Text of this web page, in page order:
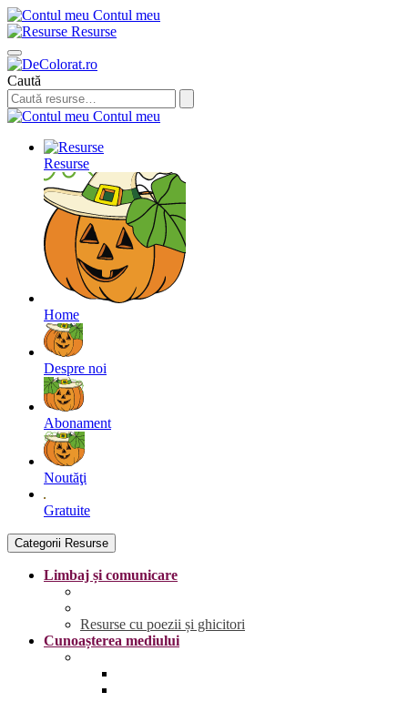
Contul meu
Resurse
Caută
Contul meu
Resurse
Home
Despre noi
Abonament
Noutăţi
Gratuite
Categorii Resurse
Limbaj și comunicare
Resurse cu poezii și ghicitori
Cunoașterea mediului